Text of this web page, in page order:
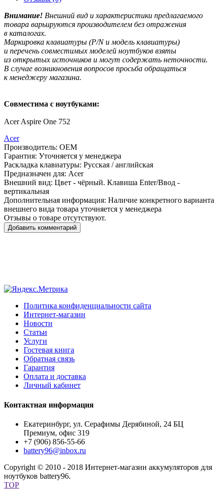
Внимание! Внешний вид и характеристики предлагаемого
товара варьируются производителем без отражения
в каталогах.
Маркировка клавиатуры (P/N и модель клавиатуры)
и перечень совместимых моделей ноутбуков взяты
из открытых источников и могут содержать неточности.
В случае возникновения вопросов просьба обращаться
к менеджеру магазина.
Совместима с ноутбуками:
Acer Aspire One 752
Acer
Производитель: OEM
Гарантия: Уточняется у менеджера
Раскладка клавиатуры: Русская / английская
Предназначен для: Acer
Внешний вид: Цвет - чёрный. Клавиша Enter/Ввод -
вертикальная
Дополнительная информация: Наличие конкретного варианта
внешнего вида товара уточняется у менеджера
Отзывы о товаре отсутствуют.
Добавить комментарий
Политика конфиденциальности сайта
Интернет-магазин
Новости
Статьи
Услуги
Гостевая книга
Обратная связь
Гарантия
Оплата и доставка
Личный кабинет
Контактная информация
Екатеринбург, ул. Серафимы Дерябиной, 24 БЦ
Премиум, офис 319
+7 (906) 856-55-66
battery96@inbox.ru
Copyright © 2010 - 2018 Интернет-магазин аккумуляторов для
ноутбуков battery96.
TOP